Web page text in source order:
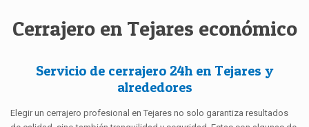
Cerrajero en Tejares económico
Servicio de cerrajero 24h en Tejares y
alrededores
Elegir un cerrajero profesional en Tejares no solo garantiza resultados